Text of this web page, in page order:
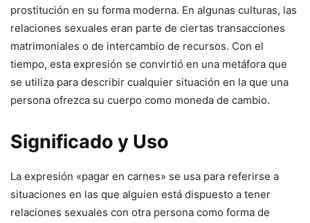
prostitución en su forma moderna. En algunas culturas, las
relaciones sexuales eran parte de ciertas transacciones
matrimoniales o de intercambio de recursos. Con el
tiempo, esta expresión se convirtió en una metáfora que
se utiliza para describir cualquier situación en la que una
persona ofrezca su cuerpo como moneda de cambio.
Significado y Uso
La expresión «pagar en carnes» se usa para referirse a
situaciones en las que alguien está dispuesto a tener
relaciones sexuales con otra persona como forma de